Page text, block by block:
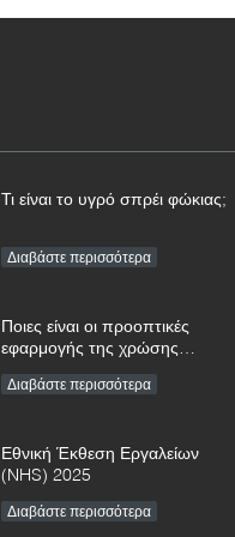
Τι είναι το υγρό σπρέι φώκιας;
Διαβάστε περισσότερα
Ποιες είναι οι προοπτικές
εφαρμογής της χρώσης
Διαβάστε περισσότερα
Εθνική Έκθεση Εργαλείων
(NHS) 2025
Διαβάστε περισσότερα